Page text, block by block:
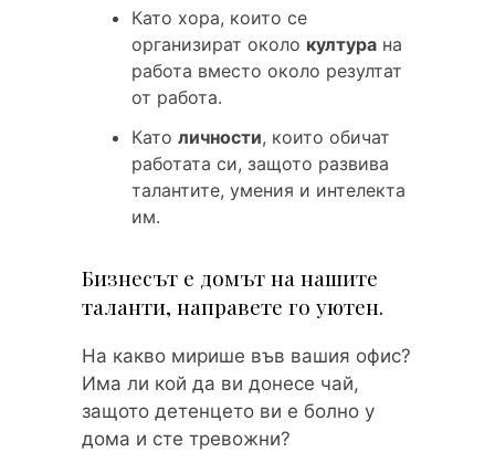
Като хора, които се
организират около култура на
работа вместо около резултат
от работа.
Като личности, които обичат
работата си, защото развива
талантите, умения и интелекта
им.
Бизнесът е домът на нашите
таланти, направете го уютен.
На какво мирише във вашия офис?
Има ли кой да ви донесе чай,
защото детенцето ви е болно у
дома и сте тревожни?